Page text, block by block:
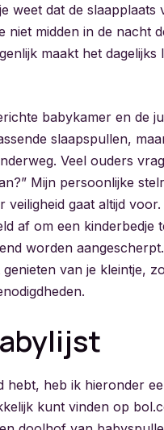
weet dat de slaapplaats
midden in de nacht
maakt het dagelijks
babykamer en de
slaapspullen,
Veel ouders
Mijn persoonlijke
gaat altijd
af om een kinderbedje
worden
van je kleintje,
hebt, heb ik hieronder
kunt vinden op